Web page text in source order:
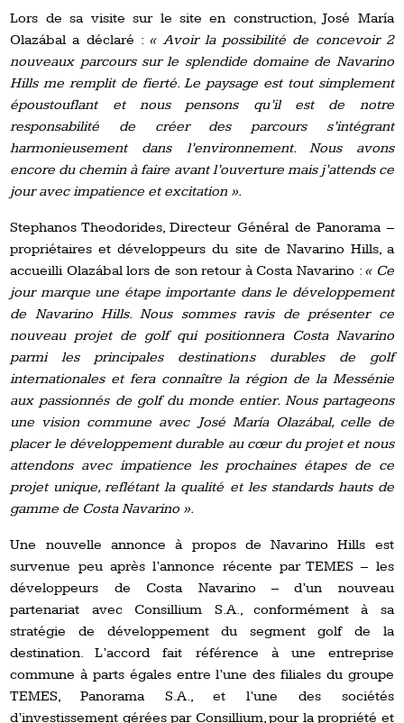
Lors de sa visite sur le site en construction, José María
Olazábal a déclaré : « Avoir la possibilité de concevoir 2
nouveaux parcours sur le splendide domaine de Navarino
Hills me remplit de fierté. Le paysage est tout simplement
époustouflant et nous pensons qu’il est de notre
responsabilité de créer des parcours s’intégrant
harmonieusement dans l’environnement. Nous avons
encore du chemin à faire avant l’ouverture mais j’attends ce
jour avec impatience et excitation ».
Stephanos Theodorides, Directeur Général de Panorama –
propriétaires et développeurs du site de Navarino Hills, a
accueilli Olazábal lors de son retour à Costa Navarino : « Ce
jour marque une étape importante dans le développement
de Navarino Hills. Nous sommes ravis de présenter ce
nouveau projet de golf qui positionnera Costa Navarino
parmi les principales destinations durables de golf
internationales et fera connaître la région de la Messénie
aux passionnés de golf du monde entier. Nous partageons
une vision commune avec José María Olazábal, celle de
placer le développement durable au cœur du projet et nous
attendons avec impatience les prochaines étapes de ce
projet unique, reflétant la qualité et les standards hauts de
gamme de Costa Navarino ».
Une nouvelle annonce à propos de Navarino Hills est
survenue peu après l’annonce récente par TEMES – les
développeurs de Costa Navarino – d’un nouveau
partenariat avec Consillium S.A., conformément à sa
stratégie de développement du segment golf de la
destination. L’accord fait référence à une entreprise
commune à parts égales entre l’une des filiales du groupe
TEMES, Panorama S.A., et l’une des sociétés
d’investissement gérées par Consillium, pour la propriété et